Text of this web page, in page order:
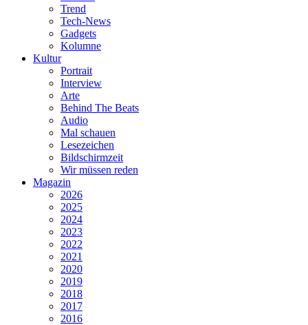
Trend
Tech-News
Gadgets
Kolumne
Kultur
Portrait
Interview
Arte
Behind The Beats
Audio
Mal schauen
Lesezeichen
Bildschirmzeit
Wir müssen reden
Magazin
2026
2025
2024
2023
2022
2021
2020
2019
2018
2017
2016